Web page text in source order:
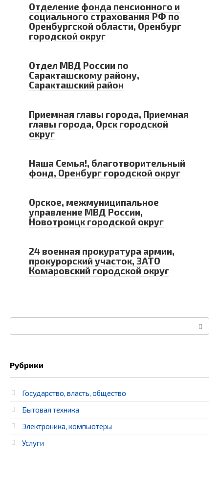
Отделение фонда пенсионного и
социального страхования РФ по
Оренбургской области, Оренбург
городской округ
Отдел МВД России по
Саракташскому району,
Саракташский район
Приемная главы города, Приемная
главы города, Орск городской
округ
Наша Семья!, благотворительный
фонд, Оренбург городской округ
Орское, межмуниципальное
управление МВД России,
Новотроицк городской округ
24 военная прокуратура армии,
прокурорский участок, ЗАТО
Комаровский городской округ
Рубрики
Государство, власть, общество
Бытовая техника
Электроника, компьютеры
Услуги